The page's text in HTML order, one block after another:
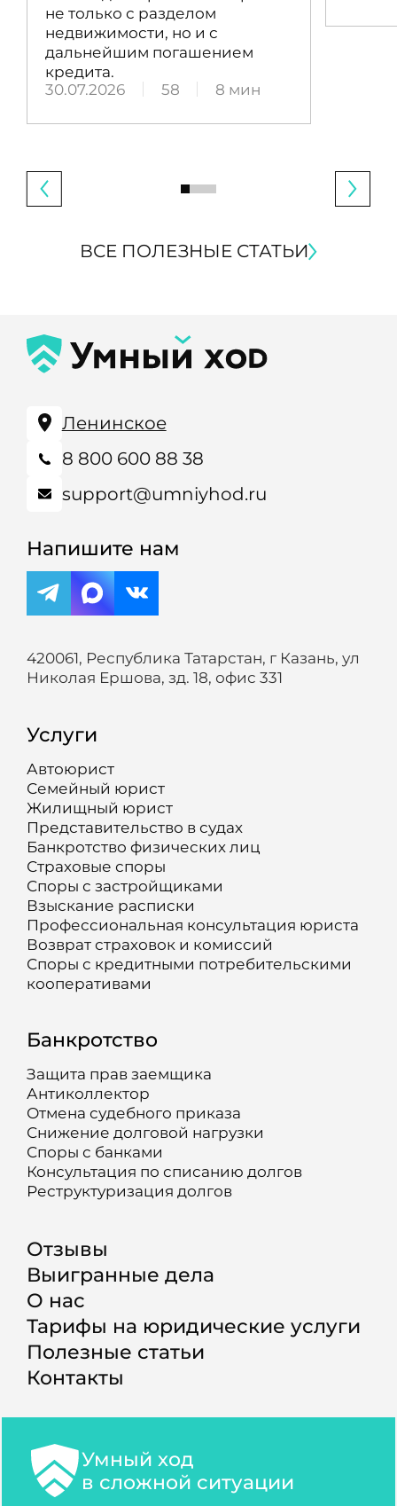
не только с разделом
недвижимости, но и с
дальнейшим погашением
кредита.
30.07.2026
58 8 мин
ВСЕ ПОЛЕЗНЫЕ СТАТЬИ
Ленинское
8 800 600 88 38
support@umniyhod.ru
Напишите нам
420061, Республика Татарстан, г Казань, ул
Николая Ершова, зд. 18, офис 331
Услуги
Автоюрист
Семейный юрист
Жилищный юрист
Представительство в судах
Банкротство физических лиц
Страховые споры
Споры с застройщиками
Взыскание расписки
Профессиональная консультация юриста
Возврат страховок и комиссий
Споры с кредитными потребительскими
кооперативами
Банкротство
Защита прав заемщика
Антиколлектор
Отмена судебного приказа
Снижение долговой нагрузки
Споры с банками
Консультация по списанию долгов
Реструктуризация долгов
Отзывы
Выигранные дела
О нас
Тарифы на юридические услуги
Полезные статьи
Контакты
Умный ход
в сложной ситуации